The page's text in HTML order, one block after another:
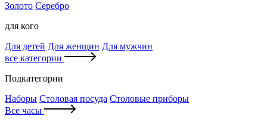
Золото Серебро
для кого
Для детей Для женщин Для мужчин
все категории
Подкатегории
Наборы Столовая посуда Столовые приборы
Все часы